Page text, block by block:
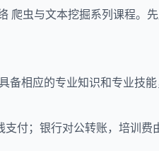
虫与文本挖掘系列课程。
相应的专业知识和专业技
付；银行对公转账，培训